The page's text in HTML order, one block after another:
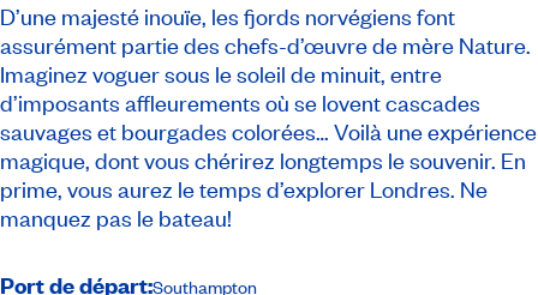
D’une majesté inouïe, les fjords norvégiens font
assurément partie des chefs-d’œuvre de mère Nature.
Imaginez voguer sous le soleil de minuit, entre
d’imposants affleurements où se lovent cascades
sauvages et bourgades colorées… Voilà une expérience
magique, dont vous chérirez longtemps le souvenir. En
prime, vous aurez le temps d’explorer Londres. Ne
manquez pas le bateau!
Port de départ:Southampton